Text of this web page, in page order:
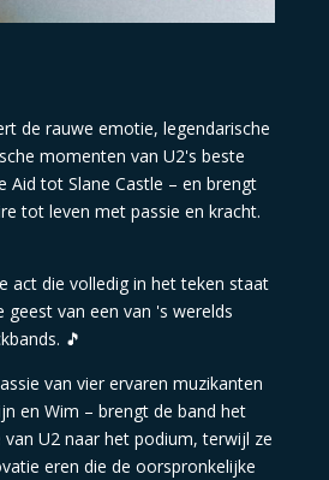
de rauwe emotie, legendarische
momenten van U2's beste
Aid tot Slane Castle – en brengt
tot leven met passie en kracht.
act die volledig in het teken staat
geest van een van 's werelds
🎵
van vier ervaren muzikanten
en Wim – brengt de band het
van U2 naar het podium, terwijl ze
eren die de oorspronkelijke